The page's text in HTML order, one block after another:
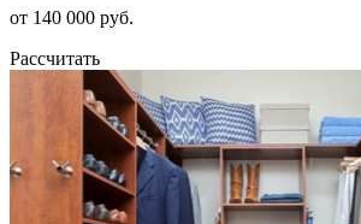
от 140 000 руб.
Рассчитать